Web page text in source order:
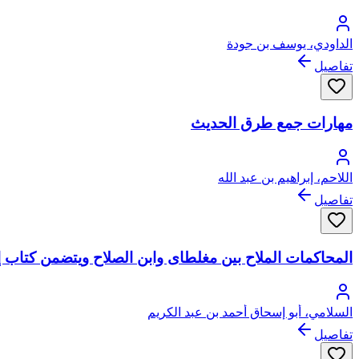
الداودي، يوسف بن جودة
تفاصيل
مهارات جمع طرق الحديث
اللاحم، إبراهيم بن عبد الله
تفاصيل
المحاكمات الملاح بين مغلطاى وابن الصلاح ويتضمن كتاب
السلامي، أبو إسحاق أحمد بن عبد الكريم
تفاصيل